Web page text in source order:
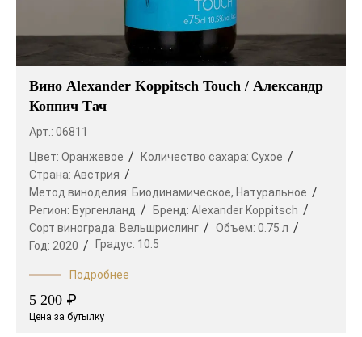
Вино Alexander Koppitsch Touch / Александр
Коппич Тач
Арт.: 06811
Цвет: Оранжевое Количество сахара: Сухое
Страна: Австрия
Метод виноделия: Биодинамическое, Натуральное
Регион: Бургенланд Бренд: Alexander Koppitsch
Сорт винограда: Вельшрислинг Объем: 0.75 л
Год: 2020 Градус: 10.5
Подробнее
5 200 ₽
Цена за бутылку